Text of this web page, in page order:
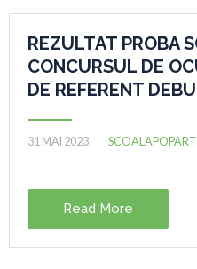
REZULTAT PROBA
CONCURSUL DE
DE REFERENT
31 MAI 2023
Read More